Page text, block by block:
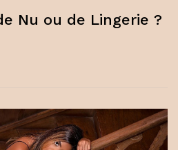
Nu ou de Lingerie ?